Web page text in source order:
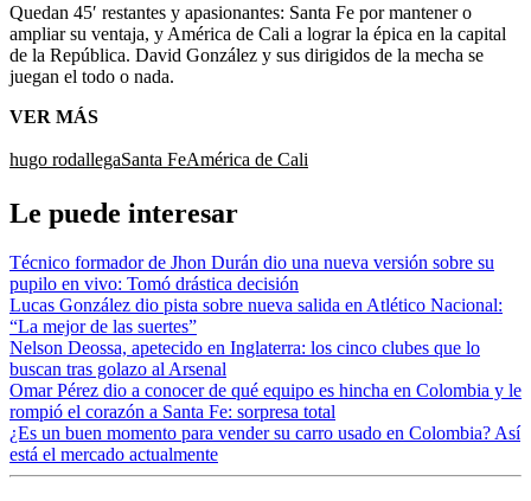
Quedan 45′ restantes y apasionantes: Santa Fe por mantener o
ampliar su ventaja, y América de Cali a lograr la épica en la capital
de la República. David González y sus dirigidos de la mecha se
juegan el todo o nada.
VER MÁS
hugo rodallegaSanta FeAmérica de Cali
Le puede interesar
Técnico formador de Jhon Durán dio una nueva versión sobre su
pupilo en vivo: Tomó drástica decisión
Lucas González dio pista sobre nueva salida en Atlético Nacional:
“La mejor de las suertes”
Nelson Deossa, apetecido en Inglaterra: los cinco clubes que lo
buscan tras golazo al Arsenal
Omar Pérez dio a conocer de qué equipo es hincha en Colombia y le
rompió el corazón a Santa Fe: sorpresa total
¿Es un buen momento para vender su carro usado en Colombia? Así
está el mercado actualmente